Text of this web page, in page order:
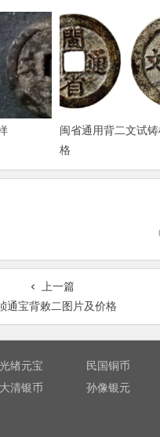
闽省通用背二文试
格
上一篇
通宝背敕二图片及价格
光绪元宝
民国铜币
大清银币
孙像银元